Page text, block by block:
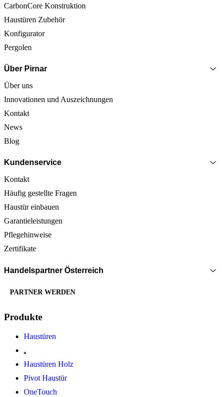
CarbonCore Konstruktion
Haustüren Zubehör
Konfigurator
Pergolen
Über Pirnar
Über uns
Innovationen und Auszeichnungen
Kontakt
News
Blog
Kundenservice
Kontakt
Häufig gestellte Fragen
Haustür einbauen
Garantieleistungen
Pflegehinweise
Zertifikate
Handelspartner Österreich
PARTNER WERDEN
Produkte
Haustüren
Haustüren Holz
Pivot Haustür
OneTouch